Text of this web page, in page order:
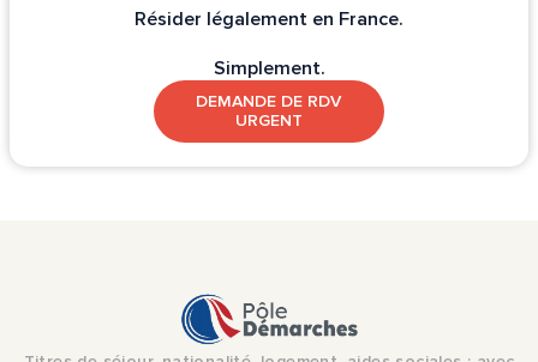
Résider légalement en France.
Simplement.
DEMANDE DE RDV
URGENT